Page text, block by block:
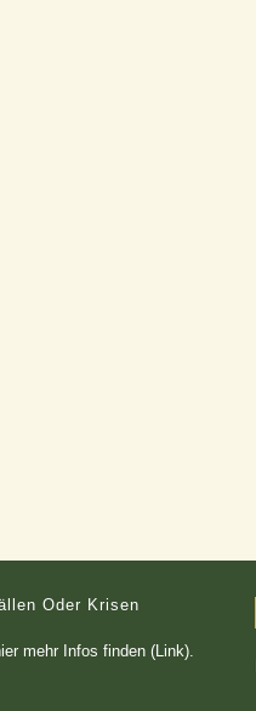
Oder Krisen
mehr Infos finden (Link).